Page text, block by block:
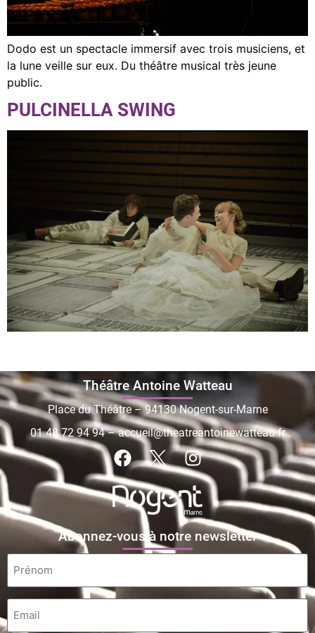
Dodo est un spectacle immersif avec trois musiciens, et
la lune veille sur eux. Du théâtre musical très jeune
public.
PULCINELLA SWING
Théâtre Antoine Watteau
Place du Théâtre – 94130 Nogent-sur-Marne
01 48 72 94 94–accueil@theatreantoinewatteau.fr
Abonnez-vous à notre newsletter
Prénom
Email